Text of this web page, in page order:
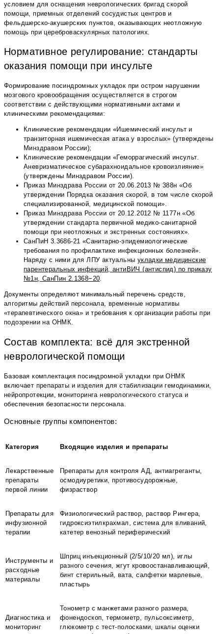
условием для оснащения неврологических бригад скорой
помощи, приемных отделений сосудистых центров и
фельдшерско-акушерских пунктов, оказывающих неотложную
помощь при цереброваскулярных патологиях.
Нормативное регулирование: стандарты
оказания помощи при инсульте
Формирование посиндромных укладок при остром нарушении
мозгового кровообращения осуществляется в строгом
соответствии с действующими нормативными актами и
клиническими рекомендациями:
Клинические рекомендации «Ишемический инсульт и
транзиторная ишемическая атака у взрослых» (утверждены
Минздравом России);
Клинические рекомендации «Геморрагический инсульт.
Аневризматическое субарахноидальное кровоизлияние»
(утверждены Минздравом России).
Приказ Минздрава России от 20.06.2013 № 388н «Об
утверждении Порядка оказания скорой, в том числе скорой
специализированной, медицинской помощи».
Приказ Минздрава России от 20.12.2012 № 1177н «Об
утверждении стандарта первичной медико-санитарной
помощи при неотложных и экстренных состояниях».
СанПиН 3.3686-21 «Санитарно-эпидемиологические
требования по профилактике инфекционных болезней».
Наряду с ними для ЛПУ актуальны укладки медицинские
парентеральных инфекций, антиВИЧ (антиспид) по приказу
№1н, СанПин 2.1368−20.
Документы определяют минимальный перечень средств,
алгоритмы действий персонала, временные нормативы
«терапевтического окна» и требования к организации работы при
подозрении на ОНМК.
Состав комплекта: всё для экстренной
неврологической помощи
Базовая комплектация посиндромной укладки при ОНМК
включает препараты и изделия для стабилизации гемодинамики,
нейропротекции, мониторинга неврологического статуса и
обеспечения безопасности персонала.
Основные группы компонентов:
Категория Входящие изделия и препараты
Лекарственные
препараты
первой линии
Препараты для контроля АД, антиагреганты,
осмодиуретики, противосудорожные,
физраствор
Препараты для
инфузионной
терапии
Физиологический раствор, раствор Рингера,
гидроксиэтилкрахмал, система для вливаний,
катетер венозный периферический
Инструменты и
расходные
материалы
Шприц инъекционный (2/5/10/20 мл), иглы
разного сечения, жгут кровоостанавливающий,
бинт стерильный, вата, салфетки марлевые,
пластырь
Диагностика и
мониторинг
Тонометр с манжетами разного размера,
фонендоскоп, термометр, пульсоксиметр,
глюкометр с тест-полосками, шкалы оценки